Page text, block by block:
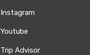
Instagram
Youtube
Trip Advisor